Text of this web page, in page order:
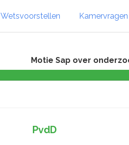
Wetsvoorstellen Kamervragen
Motie Sap over
PvdD